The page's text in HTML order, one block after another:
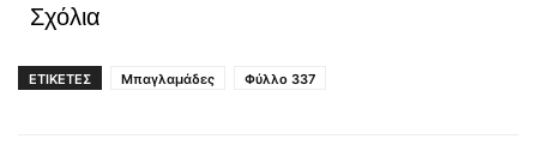
Σχόλια
ΕΤΙΚΕΤΕΣ Μπαγλαμάδες Φύλλο 337